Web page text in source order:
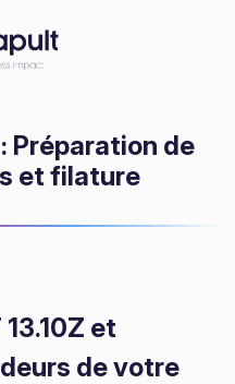
Préparation de
et filature
et
de votre